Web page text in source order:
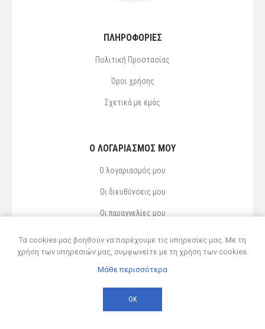
ΠΛΗΡΟΦΟΡΙΕΣ
Πολιτική Προστασίας
Όροι χρήσης
Σχετικά με εμάς
Ο ΛΟΓΑΡΙΑΣΜΌΣ ΜΟΥ
Ο λογαριασμός μου
Οι διευθύνσεις μου
Οι παραγγελίες μου
© 2026 Δ ΚΥΡΣΑΝΙΔΗΣ ΚΑΙ ΥΙΟΣ ΟΕ
Τα cookies μας βοηθούν να παρέχουμε τις υπηρεσίες μας. Με τη
χρήση των υπηρεσιών μας, συμφωνείτε με τη χρήση των cookies.
Μάθε περισσότερα
ΟΚ